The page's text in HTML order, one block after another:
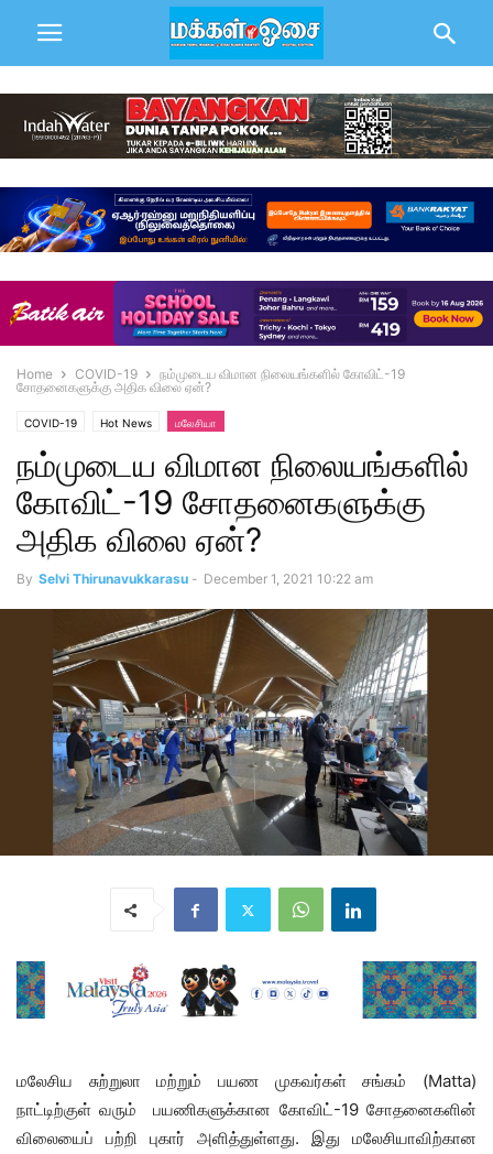
Home COVID-19
நம்முடைய விமான நிலையங்களில் கோவிட்-19
சோதனைகளுக்கு அதிக விலை ஏன்?
COVID-19 Hot News மலேசியா
நம்முடைய விமான நிலையங்களில்
கோவிட்-19 சோதனைகளுக்கு
அதிக விலை ஏன்?
By Selvi Thirunavukkarasu - December 1, 2021 10:22 am
மலேசிய சுற்றுலா மற்றும் பயண முகவர்கள் சங்கம் (Matta)
நாட்டிற்குள் வரும் பயணிகளுக்கான கோவிட்-19 சோதனைகளின்
விலையைப் பற்றி புகார் அளித்துள்ளது. இது மலேசியாவிற்கான